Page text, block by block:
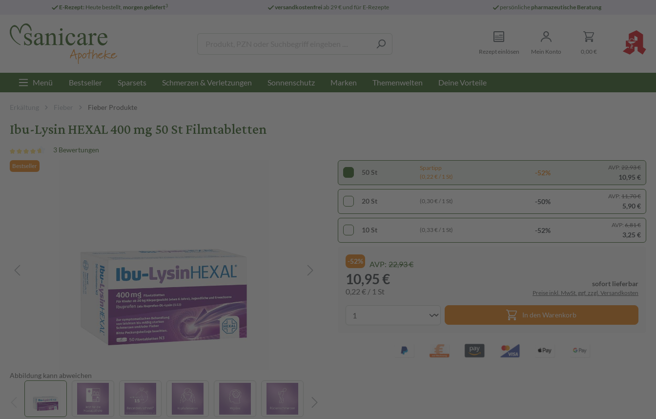
E-Rezept: Heute bestellt, morgen geliefert3 versandkostenfreiab 29 € und für E-Rezepte persönliche pharmazeutische Beratung
Rezept einlösen Mein Konto 0,00 €
Menü Bestseller Sparsets Schmerzen & Verletzungen Sonnenschutz Marken Themenwelten Deine Vorteile
Erkältung Fieber Fieber Produkte
Ibu-Lysin HEXAL 400 mg 50 St Filmtabletten
3 Bewertungen
Bestseller
Abbildung kann abweichen
50 St
Spartipp
(0,22 € / 1 St)
-52%
AVP: 22,93 €
10,95 €
20 St (0,30 € / 1 St) -50%
AVP: 11,70 €
5,90 €
10 St (0,33 € / 1 St) -52%
AVP: 6,81 €
3,25 €
-52% AVP: 22,93 €
10,95 €
0,22 € / 1 St
sofort lieferbar
Preise inkl. MwSt. ggf. zzgl. Versandkosten
In den Warenkorb